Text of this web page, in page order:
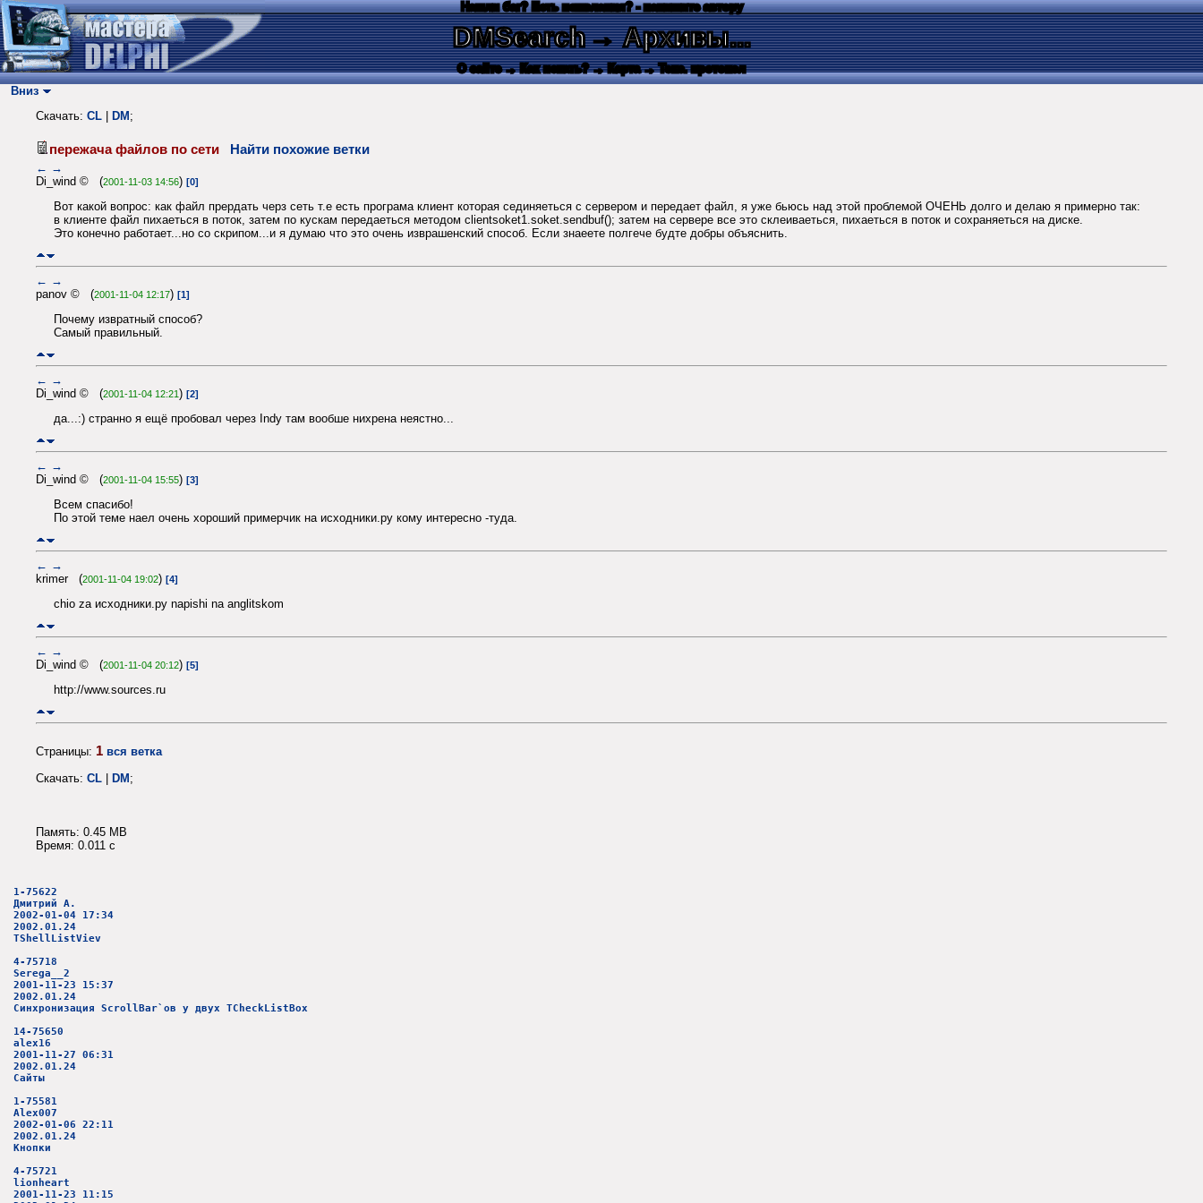
Нашли баг? Есть пожелания? - напишите автору
DMSearch→ Архивы...
О сайте → Как искать? → Карта → Текс. протокол
Вниз
Скачать: CL DM ;
пережача файлов по сети Найти похожие ветки
← →
Di_wind © (2001-11-03 14:56) [0]
Вот какой вопрос: как файл прердать черз сеть т.е есть програма клиент которая сединяеться с сервером и передает файл, я уже бьюсь над этой проблемой ОЧЕНЬ долго и делаю я примерно так:
в клиенте файл пихаеться в поток, затем по кускам передаеться методом clientsoket1.soket.sendbuf(); затем на сервере все это склеиваеться, пихаеться в поток и сохраняеться на диске.
Это конечно работает...но со скрипом...и я думаю что это очень изврашенский способ. Если знаеете полгече будте добры объяснить.
← →
panov © (2001-11-04 12:17) [1]
Почему извратный способ?
Cамый правильный.
← →
Di_wind © (2001-11-04 12:21) [2]
да...:) странно я ещё пробовал через Indy там вообше нихрена неястно...
← →
Di_wind © (2001-11-04 15:55) [3]
Всем спасибо!
По этой теме наел очень хороший примерчик на исходники.ру кому интересно -туда.
← →
krimer (2001-11-04 19:02) [4]
chio za исходники.ру napishi na anglitskom
← →
Di_wind © (2001-11-04 20:12) [5]
http://www.sources.ru
Страницы: 1 вся ветка
Скачать: CL | DM;
Память: 0.45 MB
Время: 0.011 c
1-75622
Дмитрий А.
2002-01-04 17:34
2002.01.24
TShellListViev
4-75718
Serega__2
2001-11-23 15:37
2002.01.24
Синхронизация ScrollBar`ов у двух TCheckListBox
14-75650
alex16
2001-11-27 06:31
2002.01.24
Сайты
1-75581
Alex007
2002-01-06 22:11
2002.01.24
Кнопки
4-75721
lionheart
2001-11-23 11:15